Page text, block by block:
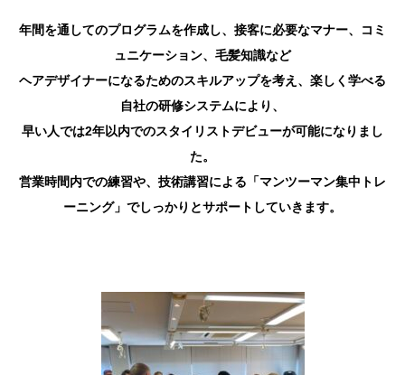
年間を通してのプログラムを作成し、接客に必要なマナー、コミ
ュニケーション、毛髪知識など
ヘアデザイナーになるためのスキルアップを考え、楽しく学べる
自社の研修システムにより、
早い人では2年以内でのスタイリストデビューが可能になりまし
た。
営業時間内での練習や、技術講習による「マンツーマン集中トレ
ーニング」でしっかりとサポートしていきます。